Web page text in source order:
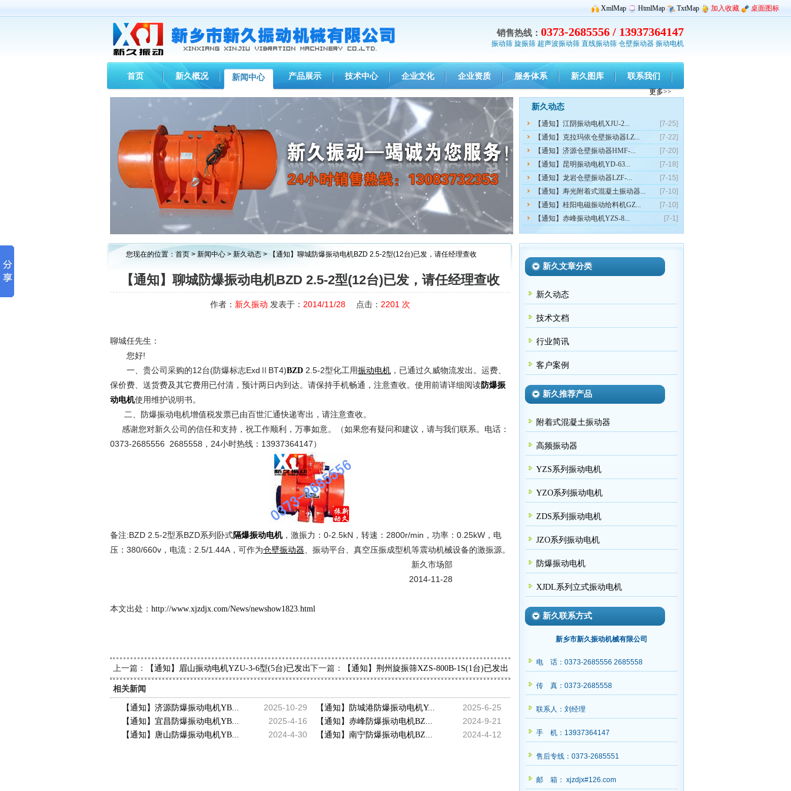
XmlMap HtmlMap TxtMap 加入收藏 桌面图标
销售热线： 0373-2685556 / 13937364147
振动筛 旋振筛 超声波振动筛 直线振动筛 仓壁振动器 振动电机
首页 新久概况 新闻中心 产品展示 技术中心 企业文化 企业资质 服务体系 新久图库 联系我们
1 2
新久动态
更多>>
[7-25]
【通知】江阴振动电机XJU-2...
[7-22]
【通知】克拉玛依仓壁振动器LZ...
[7-20]
【通知】济源仓壁振动器HMF-...
[7-18]
【通知】昆明振动电机YD-63...
[7-15]
【通知】龙岩仓壁振动器LZF-...
[7-10]
【通知】寿光附着式混凝土振动器...
[7-10]
【通知】桂阳电磁振动给料机GZ...
[7-1]
【通知】赤峰振动电机YZS-8...
您现在的位置： 首页 > 新闻中心 > 新久动态 > 【通知】聊城防爆振动电机BZD 2.5-2型(12台)已发，请任经理查收
【通知】聊城防爆振动电机BZD 2.5-2型(12台)已发，请任经理查收
作者： 新久振动 发表于： 2014/11/28 点击： 2201 次
聊城任先生：
您好!
一、贵公司采购的12台(防爆标志ExdⅡBT4)BZD 2.5-2型化工用振动电机 ，已通过久威物流发出。运费、
保价费、送货费及其它费用已付清，预计两日内到达。请保持手机畅通，注意查收。使用前请详细阅读防爆振
动电机使用维护说明书。
二、防爆振动电机增值税发票已由百世汇通快递寄出，请注意查收。
感谢您对新久公司的信任和支持，祝工作顺利，万事如意。（如果您有疑问和建议，请与我们联系。电话：
0373-2685556 2685558，24小时热线：13937364147）
备注:BZD 2.5-2型系BZD系列卧式隔爆振动电机，激振力：0-2.5kN，转速：2800r/min，功率：0.25kW，电
压：380/660v，电流：2.5/1.44A，可作为仓壁振动器 、振动平台、真空压振成型机等震动机械设备的激振源。
新久市场部
2014-11-28
本文出处： http://www.xjzdjx.com/News/newshow1823.html
上一篇： 【通知】眉山振动电机YZU-3-6型(5台)已发出，请贾经理查收
下一篇： 【通知】荆州旋振筛XZS-800B-1S(1台)已发出，请丁经理查收
相关新闻
2025-10-29
【通知】济源防爆振动电机YB... 2025-6-25
【通知】防城港防爆振动电机Y...
2025-4-16
【通知】宜昌防爆振动电机YB... 2024-9-21
【通知】赤峰防爆振动电机BZ...
2024-4-30
【通知】唐山防爆振动电机YB... 2024-4-12
【通知】南宁防爆振动电机BZ...
新久文章分类
新久动态
技术文档
行业简讯
客户案例
新久推荐产品
附着式混凝土振动器
高频振动器
YZS系列振动电机
YZO系列振动电机
ZDS系列振动电机
JZO系列振动电机
防爆振动电机
XJDL系列立式振动电机
新久联系方式
新乡市新久振动机械有限公司
电 话：0373-2685556 2685558
传 真：0373-2685558
联系人：刘经理
手 机：13937364147
售后专线：0373-2685551
邮 箱： xjzdjx#126.com